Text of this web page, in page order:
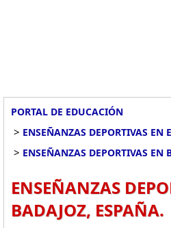
PORTAL DE EDUCACIÓN
> ENSEÑANZAS DEPORTIVAS EN
> ENSEÑANZAS DEPORTIVAS EN
ENSEÑANZAS
BADAJOZ, ESPAÑA.